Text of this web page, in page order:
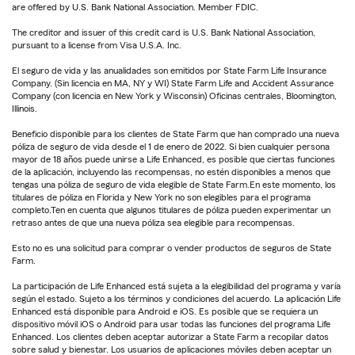
are offered by U.S. Bank National Association. Member FDIC.
The creditor and issuer of this credit card is U.S. Bank National Association,
pursuant to a license from Visa U.S.A. Inc.
El seguro de vida y las anualidades son emitidos por State Farm Life Insurance
Company. (Sin licencia en MA, NY y WI) State Farm Life and Accident Assurance
Company (con licencia en New York y Wisconsin) Oficinas centrales, Bloomington,
Illinois.
Beneficio disponible para los clientes de State Farm que han comprado una nueva
póliza de seguro de vida desde el 1 de enero de 2022. Si bien cualquier persona
mayor de 18 años puede unirse a Life Enhanced, es posible que ciertas funciones
de la aplicación, incluyendo las recompensas, no estén disponibles a menos que
tengas una póliza de seguro de vida elegible de State Farm.En este momento, los
titulares de póliza en Florida y New York no son elegibles para el programa
completo.Ten en cuenta que algunos titulares de póliza pueden experimentar un
retraso antes de que una nueva póliza sea elegible para recompensas.
Esto no es una solicitud para comprar o vender productos de seguros de State
Farm.
La participación de Life Enhanced está sujeta a la elegibilidad del programa y varía
según el estado. Sujeto a los términos y condiciones del acuerdo. La aplicación Life
Enhanced está disponible para Android e iOS. Es posible que se requiera un
dispositivo móvil iOS o Android para usar todas las funciones del programa Life
Enhanced. Los clientes deben aceptar autorizar a State Farm a recopilar datos
sobre salud y bienestar. Los usuarios de aplicaciones móviles deben aceptar un